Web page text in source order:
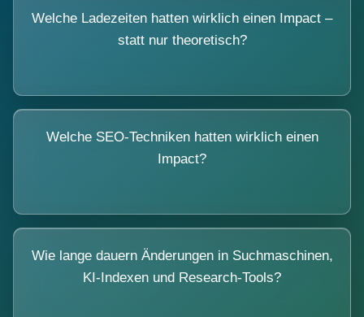
Welche Ladezeiten hatten wirklich einen Impact –
statt nur theoretisch?
Welche SEO-Techniken hatten wirklich einen
Impact?
Wie lange dauern Änderungen in Suchmaschinen,
KI-Indexen und Research-Tools?